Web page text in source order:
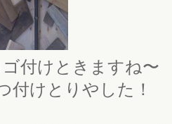
付けときますね〜
付けとりやした！